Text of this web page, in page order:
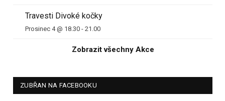
Travesti Divoké kočky
Prosinec 4 @ 18.30 - 21.00
Zobrazit všechny Akce
ZUBŘAN NA FACEBOOKU